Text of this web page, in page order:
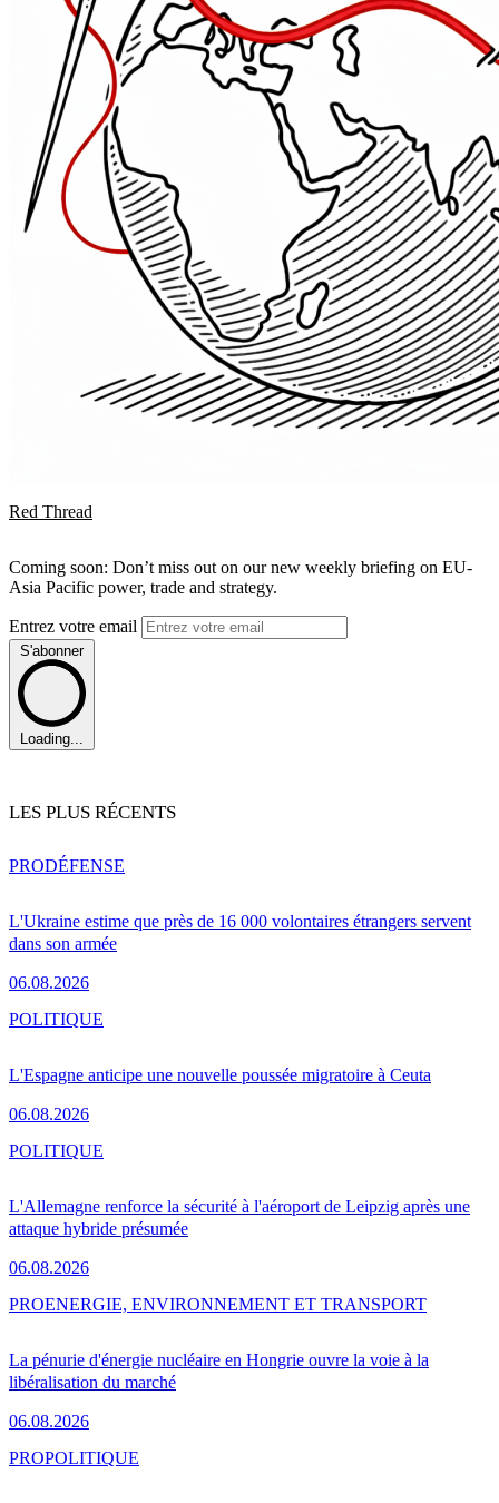
Red Thread
Coming soon: Don’t miss out on our new weekly briefing on EU-
Asia Pacific power, trade and strategy.
Entrez votre email
S'abonner
Loading...
LES PLUS RÉCENTS
L'Ukraine estime que près de 16 000 volontaires étrangers servent
dans son armée
06.08.2026
PRODÉFENSE
L'Espagne anticipe une nouvelle poussée migratoire à Ceuta
06.08.2026
POLITIQUE
L'Allemagne renforce la sécurité à l'aéroport de Leipzig après une
attaque hybride présumée
06.08.2026
POLITIQUE
La pénurie d'énergie nucléaire en Hongrie ouvre la voie à la
libéralisation du marché
06.08.2026
PROENERGIE, ENVIRONNEMENT ET TRANSPORT
PROPOLITIQUE